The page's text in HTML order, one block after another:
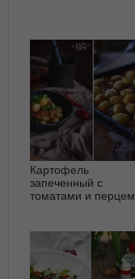
Картофель
запеченный с
томатами и перцем